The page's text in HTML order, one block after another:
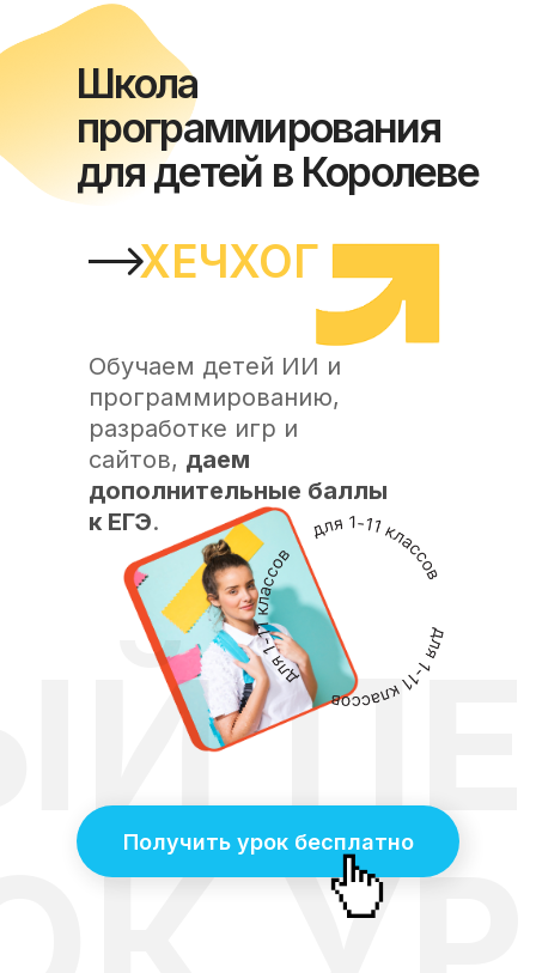
Школа
программирования
для детей в Королеве
ХЕЧХОГ
Обучаем детей ИИ и
программированию,
разработке игр и
сайтов, даем
дополнительные баллы
к ЕГЭ.
Получить урок бесплатно